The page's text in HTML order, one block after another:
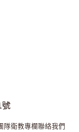
隊衛教專欄聯絡我們